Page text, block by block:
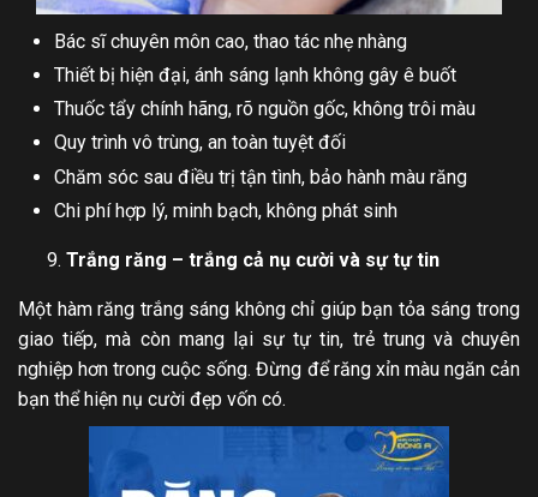
Bác sĩ chuyên môn cao, thao tác nhẹ nhàng
Thiết bị hiện đại, ánh sáng lạnh không gây ê buốt
Thuốc tẩy chính hãng, rõ nguồn gốc, không trôi màu
Quy trình vô trùng, an toàn tuyệt đối
Chăm sóc sau điều trị tận tình, bảo hành màu răng
Chi phí hợp lý, minh bạch, không phát sinh
Trắng răng – trắng cả nụ cười và sự tự tin
Một hàm răng trắng sáng không chỉ giúp bạn tỏa sáng trong
giao tiếp, mà còn mang lại sự tự tin, trẻ trung và chuyên
nghiệp hơn trong cuộc sống. Đừng để răng xỉn màu ngăn cản
bạn thể hiện nụ cười đẹp vốn có.